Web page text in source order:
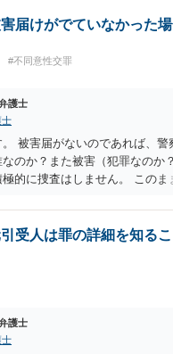
てくれることは，決して多くはあり
に示談することは受け入れがたいと
，真摯に反省の意を伝え，粘り強く
をご理解いただくことができ，無事
月を要してしまいましたが，不起訴
にも満足していただくことができま
渉が解決のポイントとなりました。
届けがでていなかった
#不同意性交罪
護士
士
被害届がないのであれば、警
のか？また被害（犯罪なのか
的に捜査はしません。 このま
受人は罪の詳細を知る
護士
士